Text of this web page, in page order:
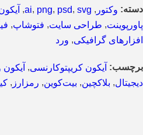
دسته: وکتور ,
ai, png, psd, svg
,
پاورپوینت, طراحی سایت, فتوشاپ,
افزارهای گرافیکی, ورد
برچسب: آیکون کریپتوکارنسی,
دیجیتال, بلاکچین, بیت‌کوین, رمزارز ,